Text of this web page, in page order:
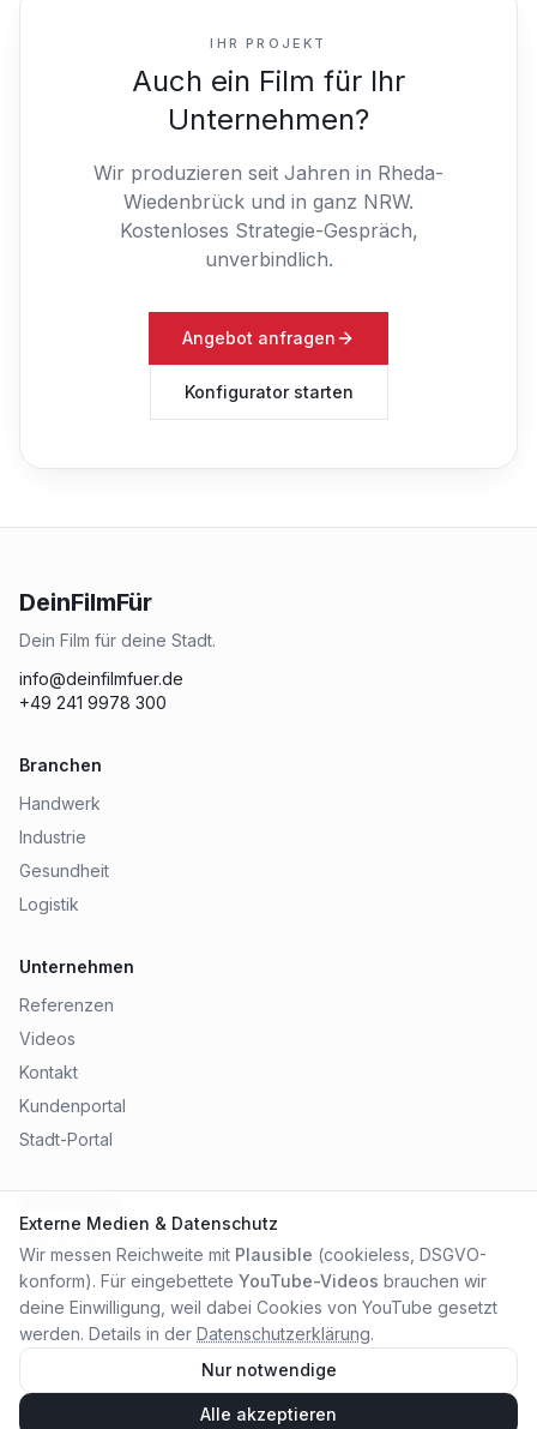
IHR PROJEKT
Auch ein Film für Ihr
Unternehmen?
Wir produzieren seit Jahren in Rheda-
Wiedenbrück und in ganz NRW.
Kostenloses Strategie-Gespräch,
unverbindlich.
Angebot anfragen
Konfigurator starten
DeinFilmFür
Dein Film für deine Stadt.
info@deinfilmfuer.de
+49 241 9978 300
Branchen
Handwerk
Industrie
Gesundheit
Logistik
Unternehmen
Referenzen
Videos
Kontakt
Kundenportal
Stadt-Portal
Datenschutz
AGB
City Online Medien OHG . Alle Rechte vorbehalten.
Externe Medien & Datenschutz
Wir messen Reichweite mit Plausible (cookieless, DSGVO-
konform). Für eingebettete YouTube-Videos brauchen wir
deine Einwilligung, weil dabei Cookies von YouTube gesetzt
werden. Details in der Datenschutzerklärung.
Nur notwendige
Alle akzeptieren